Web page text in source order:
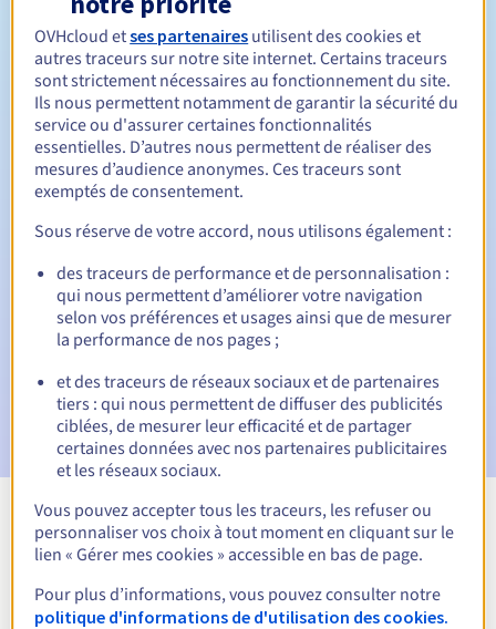
Durée de renouvellement Entre 1 et 10 ans
Période de rédemption
Notifications automatiques :
date d'échéance
E-mail le jour de l'expirationpour notification de la
suspension du nom de domaine
E-mail après la période de grâce de rédemptionpour
notification de la suppression du nom de domaine
Voir toutes les extensions
Informations sur le .contractors
OVHcloud etses partenaires utilisent des cookies et
autres traceurs sur notre site internet. Certains traceurs
sont strictement nécessaires au fonctionnement du site.
Ils nous permettent notamment de garantir la sécurité du
service ou d'assurer certaines fonctionnalités
essentielles. D’autres nous permettent de réaliser des
mesures d’audience anonymes. Ces traceurs sont
exemptés de consentement.
Sous réserve de votre accord, nous utilisons également :
des traceurs de performance et de personnalisation :
qui nous permettent d’améliorer votre navigation
selon vos préférences et usages ainsi que de mesurer
la performance de nos pages ;
et des traceurs de réseaux sociaux et de partenaires
tiers : qui nous permettent de diffuser des publicités
ciblées, de mesurer leur efficacité et de partager
certaines données avec nos partenaires publicitaires
et les réseaux sociaux.
Vous pouvez accepter tous les traceurs, les refuser ou
personnaliser vos choix à tout moment en cliquant sur le
lien « Gérer mes cookies » accessible en bas de page.
Pour plus d’informations, vous pouvez consulter notre
politique d'informations de d'utilisation des cookies.